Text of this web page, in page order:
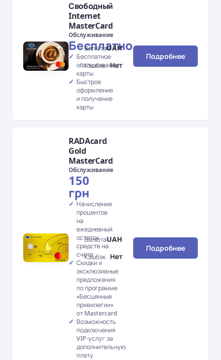
Свободный
Internet
MasterCard
Обслуживание
Бесплатно
Бесплатное
обслуживание
карты
Быстрое
оформление
и получение
карты
ВалютаUAH
Кэшбэк Нет
Подробнее
RADAcard
Gold
MasterCard
Обслуживание
150
грн
Начисление
процентов
на
ежедневный
остаток
средств на
счете
Скидки и
эксклюзивные
предложения
по программе
«Бесценные
привилегии»
от Mastercard
Возможность
подключения
VIP-услуг за
дополнительную
плату
ВалютаUAH
Кэшбэк Нет
Подробнее